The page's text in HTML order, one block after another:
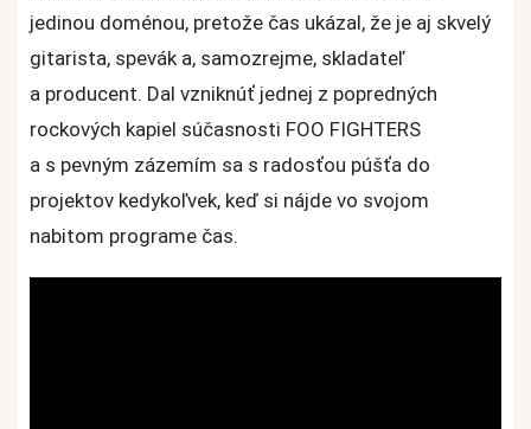
jedinou doménou, pretože čas ukázal, že je aj skvelý
gitarista, spevák a, samozrejme, skladateľ
a producent. Dal vzniknúť jednej z popredných
rockových kapiel súčasnosti FOO FIGHTERS
a s pevným zázemím sa s radosťou púšťa do
projektov kedykoľvek, keď si nájde vo svojom
nabitom programe čas.